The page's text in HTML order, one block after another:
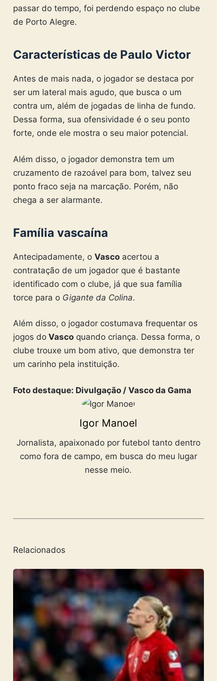
passar do tempo, foi perdendo espaço no clube
de Porto Alegre.
Características de Paulo Victor
Antes de mais nada, o jogador se destaca por
ser um lateral mais agudo, que busca o um
contra um, além de jogadas de linha de fundo.
Dessa forma, sua ofensividade é o seu ponto
forte, onde ele mostra o seu maior potencial.
Além disso, o jogador demonstra tem um
cruzamento de razoável para bom, talvez seu
ponto fraco seja na marcação. Porém, não
chega a ser alarmante.
Família vascaína
Antecipadamente, o Vascoacertou a
contratação de um jogador que é bastante
identificado com o clube, já que sua família
torce para o Gigante da Colina.
Além disso, o jogador costumava frequentar os
jogos doVascoquando criança. Dessa forma, o
clube trouxe um bom ativo, que demonstra ter
um carinho pela instituição.
Foto destaque: Divulgação / Vasco da Gama
Igor Manoel
Jornalista, apaixonado por futebol tanto dentro
como fora de campo, em busca do meu lugar
nesse meio.
Relacionados